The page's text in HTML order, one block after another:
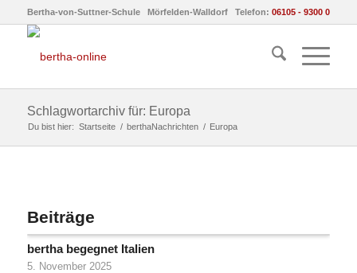
Bertha-von-Suttner-Schule Mörfelden-Walldorf Telefon: 06105 - 9300 0
Schlagwortarchiv für: Europa
Du bist hier: Startseite / berthaNachrichten / Europa
Beiträge
bertha begegnet Italien
5. November 2025